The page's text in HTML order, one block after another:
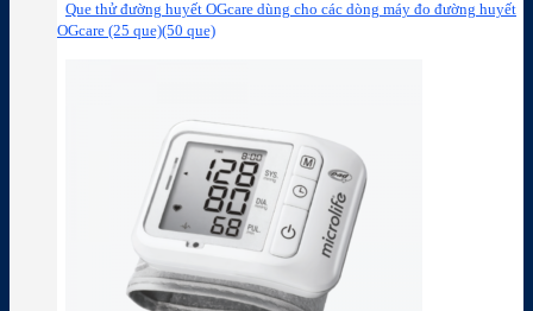
Que thử đường huyết OGcare dùng cho các dòng máy đo đường huyết
OGcare (25 que)(50 que)